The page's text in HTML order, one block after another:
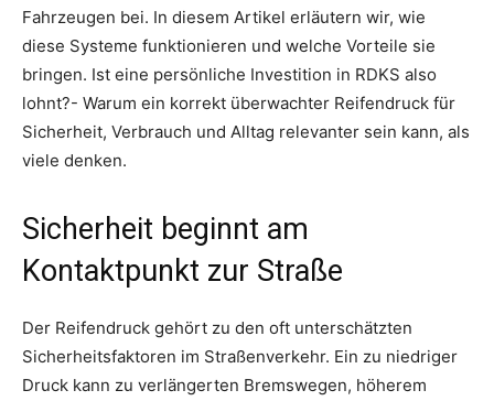
Fahrzeugen bei. In diesem Artikel erläutern wir, wie
diese Systeme funktionieren und welche Vorteile sie
bringen. Ist eine persönliche Investition in RDKS also
lohnt?- Warum ein korrekt überwachter Reifendruck für
Sicherheit, Verbrauch und Alltag relevanter sein kann, als
viele denken.
Sicherheit beginnt am
Kontaktpunkt zur Straße
Der Reifendruck gehört zu den oft unterschätzten
Sicherheitsfaktoren im Straßenverkehr. Ein zu niedriger
Druck kann zu verlängerten Bremswegen, höherem